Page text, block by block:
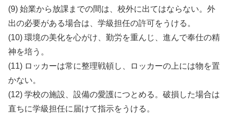
(9) 始業から放課までの間は、校外に出てはならない。外
出の必要がある場合は、学級担任の許可をうける。
(10) 環境の美化を心がけ、勤労を重んじ、進んで奉仕の精
神を培う。
(11) ロッカーは常に整理戦頓し、ロッカーの上には物を置
かない。
(12) 学校の施設、設備の愛護につとめる。破損した場合は
直ちに学級担任に届けて指示をうける。